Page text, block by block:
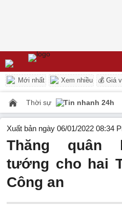
Mới nhất Xem nhiều 💰 Giá
Thời sự Tin nhanh 24h
Xuất bản ngày 06/01/2022 08:34
Thăng quân
tướng cho hai
Công an